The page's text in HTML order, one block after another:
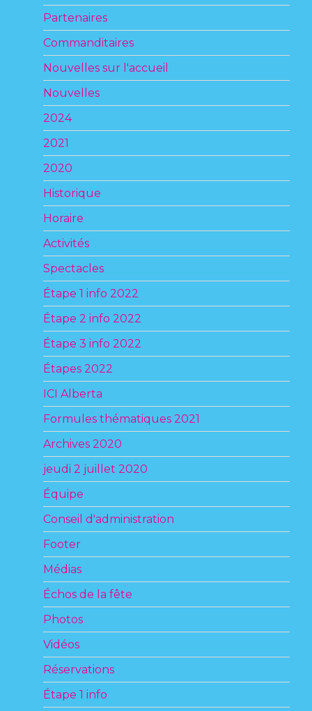
Partenaires
Commanditaires
Nouvelles sur l'accueil
Nouvelles
2024
2021
2020
Historique
Horaire
Activités
Spectacles
Étape 1 info 2022
Étape 2 info 2022
Étape 3 info 2022
Étapes 2022
ICI Alberta
Formules thématiques 2021
Archives 2020
jeudi 2 juillet 2020
Équipe
Conseil d'administration
Footer
Médias
Échos de la fête
Photos
Vidéos
Réservations
Étape 1 info